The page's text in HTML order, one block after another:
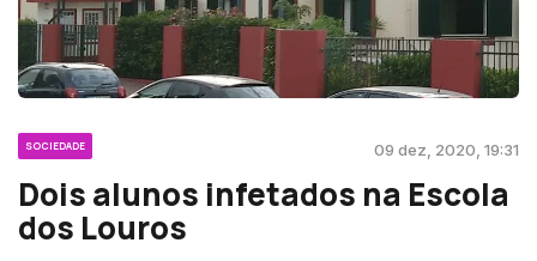
SOCIEDADE 09 dez, 2020, 19:31
Dois alunos infetados na Escola
dos Louros